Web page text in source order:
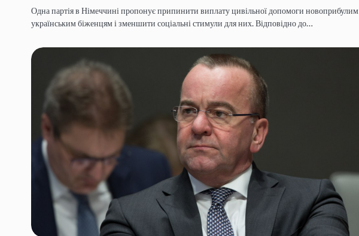
Одна партія в Німеччині пропонує припинити виплату цивільної допомоги новоприбулим
українським біженцям і зменшити соціальні стимули для них. Відповідно до…